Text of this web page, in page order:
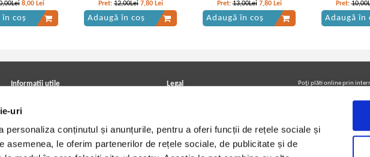
uri
personaliza conținutul și anunțurile, pentru a oferi funcții de rețele sociale și
asemenea, le oferim partenerilor de rețele sociale, de publicitate și de
8,00 Lei
în coș
Pret:12,00Lei 7,80 Lei
Adaugă în coș
intelegi, sa-i manipulezi si sa-i
termini psihic
Pret:13,00Lei 7,80 Lei
Adaugă în coș
Pret:
Adaugă în
Informatii utile
Achizitii viniluri, casete, CD/DVD
Cum cumpar?
Politica de livrare
Retur comenzi
Legal
Termeni si conditii
Utilizare cookie-uri
Poţi plăti online prin
Urmăreşte-ne pe facebook